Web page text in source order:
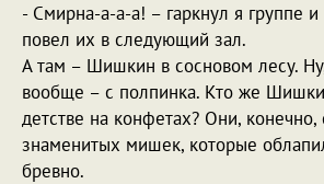
- Смирна-а-а-а! – гаркнул я группе
повел их в следующий зал.
А там – Шишкин в сосновом лесу.
вообще – с полпинка. Кто же
детстве на конфетах? Они, конечно,
знаменитых мишек, которые
бревно.